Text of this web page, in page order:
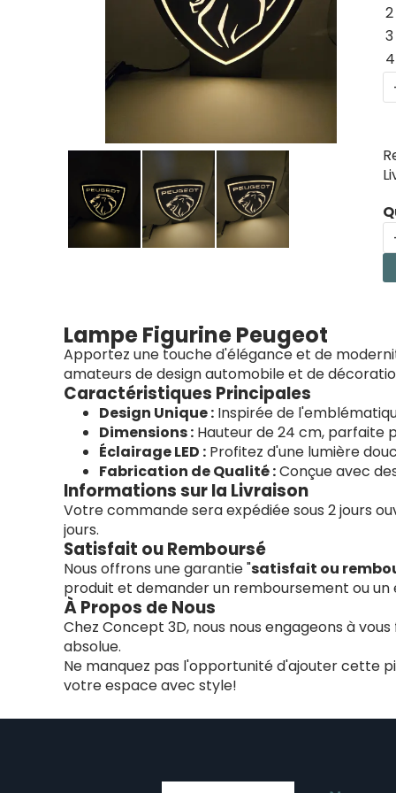
2
3
Lampe Figurine Peugeot
Apportez une touche d'élégance et de
amateurs de design automobile et de
Caractéristiques Principales
Design Unique : Inspirée de
Dimensions : Hauteur de 24 cm, parfaite
Éclairage LED : Profitez d'une lumière
Fabrication de Qualité :Conçue avec
Informations sur la Livraison
Votre commande sera expédiée sous 2 jours
jours.
Satisfait ou Remboursé
Nous offrons une garantie "satisfait ou
produit et demander un remboursement ou un
À Propos de Nous
Chez Concept 3D, nous nous engageons à
absolue.
Ne manquez pas l'opportunité d'ajouter cette
votre espace avec style!